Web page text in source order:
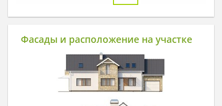
Фасады и расположение на участке